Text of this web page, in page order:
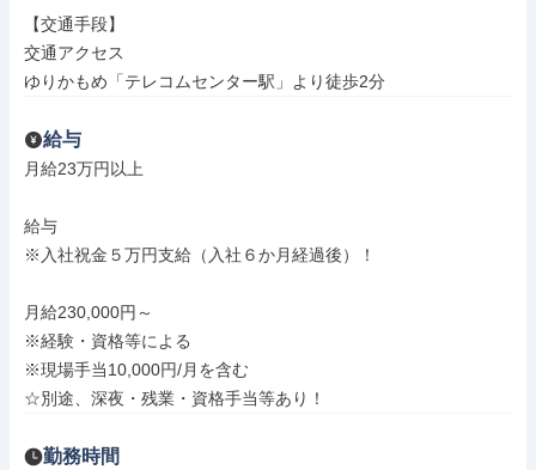
【交通手段】
交通アクセス
ゆりかもめ「テレコムセンター駅」より徒歩2分
給与
月給23万円以上
給与
※入社祝金５万円支給（入社６か月経過後）！
月給230,000円～
※経験・資格等による
※現場手当10,000円/月を含む
☆別途、深夜・残業・資格手当等あり！
勤務時間